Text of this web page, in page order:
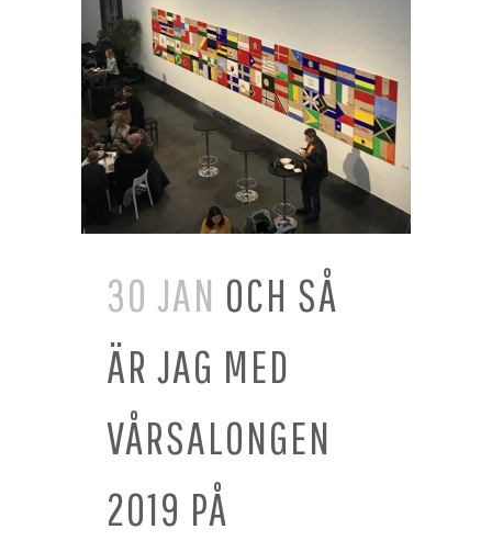
30 JAN OCH SÅ
ÄR JAG MED
VÅRSALONGEN
2019 PÅ